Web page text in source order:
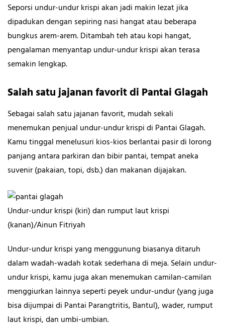
Seporsi undur-undur krispi akan jadi makin lezat jika
dipadukan dengan sepiring nasi hangat atau beberapa
bungkus arem-arem. Ditambah teh atau kopi hangat,
pengalaman menyantap undur-undur krispi akan terasa
semakin lengkap.
Salah satu jajanan favorit di Pantai Glagah
Sebagai salah satu jajanan favorit, mudah sekali
menemukan penjual undur-undur krispi di Pantai Glagah.
Kamu tinggal menelusuri kios-kios berlantai pasir di lorong
panjang antara parkiran dan bibir pantai, tempat aneka
suvenir (pakaian, topi, dsb.) dan makanan dijajakan.
Undur-undur krispi (kiri) dan rumput laut krispi
(kanan)/Ainun Fitriyah
Undur-undur krispi yang menggunung biasanya ditaruh
dalam wadah-wadah kotak sederhana di meja. Selain undur-
undur krispi, kamu juga akan menemukan camilan-camilan
menggiurkan lainnya seperti peyek undur-undur (yang juga
bisa dijumpai di Pantai Parangtritis, Bantul), wader, rumput
laut krispi, dan umbi-umbian.